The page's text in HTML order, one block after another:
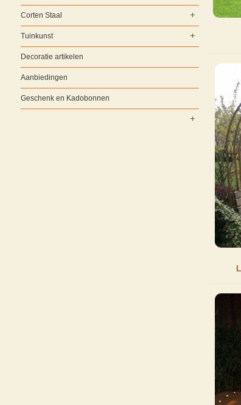
Corten Staal
Tuinkunst
Decoratie artikelen
Aanbiedingen
Geschenk en Kadobonnen